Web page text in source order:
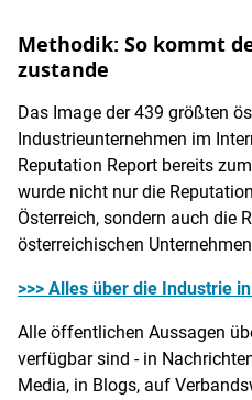
Methodik: So kommt
zustande
Das Image der 439 größten
Industrieunternehmen im
Reputation Report bereits
wurde nicht nur die
Österreich, sondern auch die
österreichischen
>>> Alles über die Industrie
Alle öffentlichen Aussagen
verfügbar sind - in
Media, in Blogs, auf